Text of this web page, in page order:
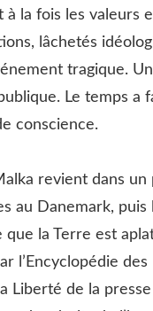
à la fois les valeurs
lâchetés
tragique.
Le temps a
conscience.
revient dans
au Danemark,
la Terre est
l’Encyclopédie
Liberté de la